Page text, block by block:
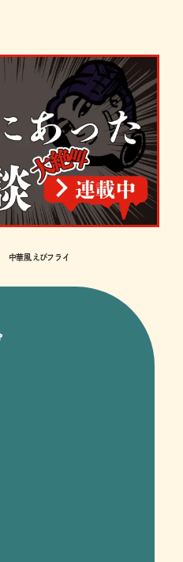
中華風えびフライ